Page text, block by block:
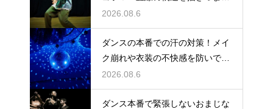
まで伸ばす
2026.08.6
ダンスの本番での汗の対策！メイ
ク崩れや衣装の不快感を防いで快
適に踊る
2026.08.6
ダンス本番で緊張しないおまじな